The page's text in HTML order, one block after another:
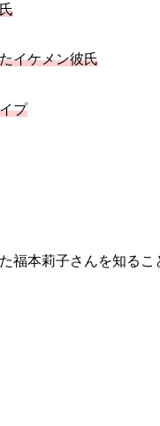
イケメン彼氏
プ
福本莉子さんを知る